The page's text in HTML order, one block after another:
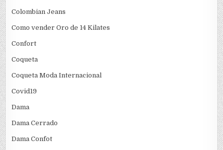
Colombian Jeans
Como vender Oro de 14 Kilates
Confort
Coqueta
Coqueta Moda Internacional
Covid19
Dama
Dama Cerrado
Dama Confot